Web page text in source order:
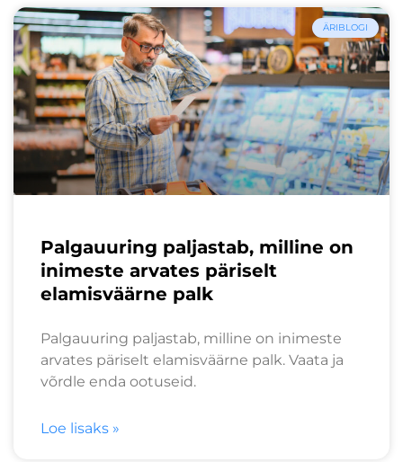
ÄRIBLOGI
Palgauuring paljastab, milline on
inimeste arvates päriselt
elamisväärne palk
Palgauuring paljastab, milline on inimeste
arvates päriselt elamisväärne palk. Vaata ja
võrdle enda ootuseid.
Loe lisaks »